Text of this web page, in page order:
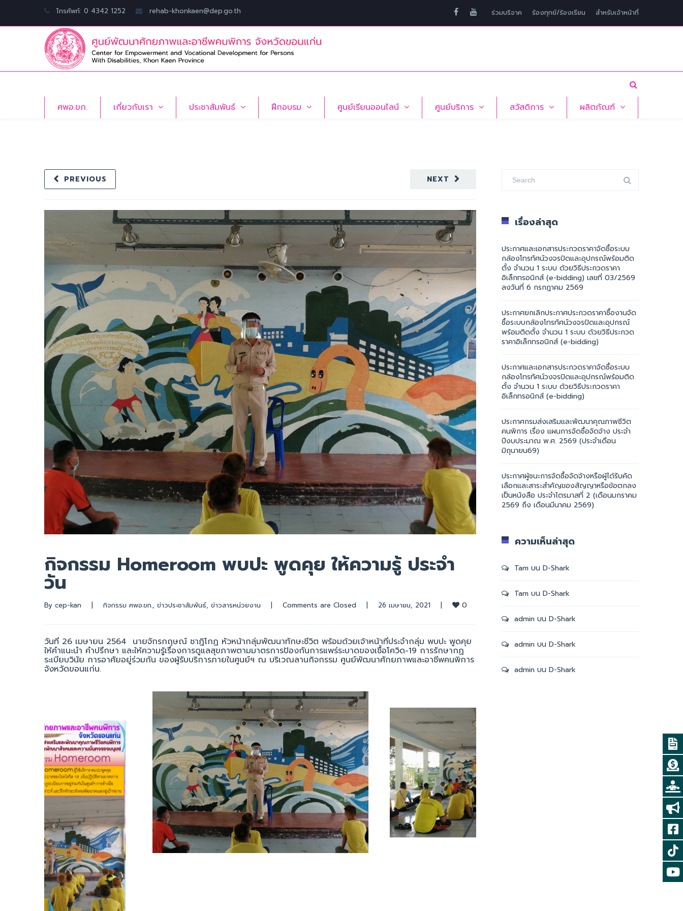
โทรศัพท์: 0 4342 1252 rehab-khonkaen@dep.go.th ร่วมบริจาค ร้องทุกข์/ร้องเรียน สำหรับเจ้าหน้าที่
ศพอ.ขก. เกี่ยวกับเรา ประชาสัมพันธ์ ฝึกอบรม ศูนย์เรียนออนไลน์ ศูนย์บริการ สวัสดิการ ผลิตภัณฑ์
NEXT
PREVIOUS
กิจกรรม Homeroom พบปะ พูดคุย ให้ความรู้ ประจำ
วัน
By cep-kan | กิจกรรม ศพอ.ขก., ข่าวประชาสัมพันธ์, ข่าวสารหน่วยงาน | Comments are Closed | 26 เมษายน, 2021 | 0
วันที่ 26 เมษายน 2564 นายจักรกฤษณ์ ชาฎิโกฏ หัวหน้ากลุ่มพัฒนาทักษะชีวิต พร้อมด้วยเจ้าหน้าที่ประจำกลุ่ม พบปะ พูดคุย
ให้คำแนะนำ คำปรึกษา และให้ความรู้เรื่องการดูแลสุขภาพตามมาตรการป้องกันการแพร่ระบาดของเชื้อโควิด-19 การรักษากฏ
ระเบียบวินัย การอาศัยอยู่ร่วมกัน ของผู้รับบริการภายในศูนย์ฯ ณ บริเวณลานกิจกรรม ศูนย์พัฒนาศักยภาพและอาชีพคนพิการ
จังหวัดขอนแก่น.
เรื่องล่าสุด
ประกาศและเอกสารประกวดราคาจัดซื้อระบบ
กล้องโทรทัศน์วงจรปิดและอุปกรณ์พร้อมติด
ตั้ง จำนวน 1 ระบบ ด้วยวิธีประกวดราคา
อิเล็กทรอนิกส์ (e-bidding) เลขที่ 03/2569
ลงวันที่ 6 กรกฎาคม 2569
ประกาศยกเลิกประกาศประกวดราคาซื้องานจัด
ซื้อระบบกล้องโทรทัศน์วงจรปิดและอุปกรณ์
พร้อมติดตั้ง จำนวน 1 ระบบ ด้วยวิธีประกวด
ราคาอิเล็กทรอนิกส์ (e-bidding)
ประกาศและเอกสารประกวดราคาจัดซื้อระบบ
กล้องโทรทัศน์วงจรปิดและอุปกรณ์พร้อมติด
ตั้ง จำนวน 1 ระบบ ด้วยวิธีประกวดราคา
อิเล็กทรอนิกส์ (e-bidding)
ประกาศกรมส่งเสริมและพัฒนาคุณภาพชีวิต
คนพิการ เรื่อง แผนการจัดซื้อจัดจ้าง ประจำ
ปีงบประมาณ พ.ศ. 2569 (ประจำเดือน
มิถุนายน69)
ประกาศผู้ชนะการจัดซื้อจัดจ้างหรือผู้ได้รับคัด
เลือกและสาระสำคัญของสัญญาหรือข้อตกลง
เป็นหนังสือ ประจำไตรมาสที่ 2 (เดือนมกราคม
2569 ถึง เดือนมีนาคม 2569)
ความเห็นล่าสุด
Tam บน D-Shark
Tam บน D-Shark
admin บน D-Shark
admin บน D-Shark
admin บน D-Shark